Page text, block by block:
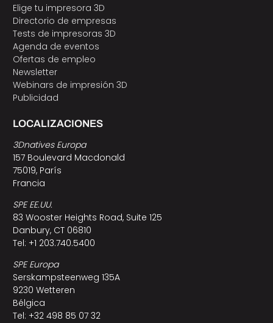
Elige tu impresora 3D
Directorio de empresas
Tests de impresoras 3D
Agenda de eventos
Ofertas de empleo
Newsletter
Webinars de impresión 3D
Publicidad
LOCALIZACIONES
3Dnatives Europa
157 Boulevard Macdonald
75019, París
Francia
SPE EE.UU.
83 Wooster Heights Road, Suite 125
Danbury, CT 06810
Tel: +1 203.740.5400
SPE Europa
Serskampsteenweg 135A
9230 Wetteren
Bélgica
Tel: +32 498 85 07 32